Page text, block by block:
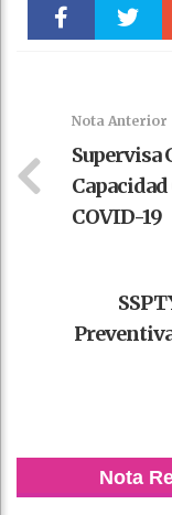
Nota Anterior
Supervisa
COVID-19
Nota